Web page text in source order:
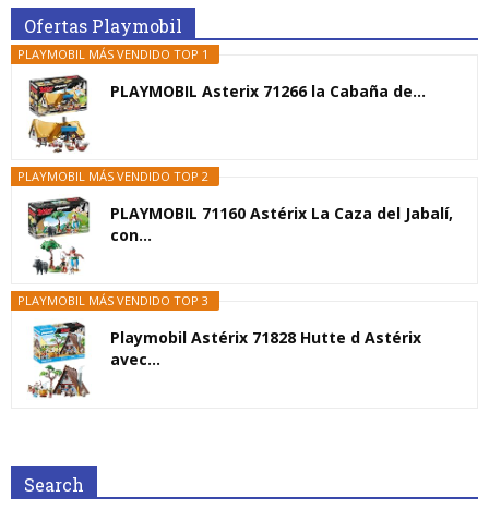
Ofertas Playmobil
PLAYMOBIL MÁS VENDIDO TOP 1
PLAYMOBIL Asterix 71266 la Cabaña de...
PLAYMOBIL MÁS VENDIDO TOP 2
PLAYMOBIL 71160 Astérix La Caza del Jabalí,
con...
PLAYMOBIL MÁS VENDIDO TOP 3
Playmobil Astérix 71828 Hutte d Astérix
avec...
Search